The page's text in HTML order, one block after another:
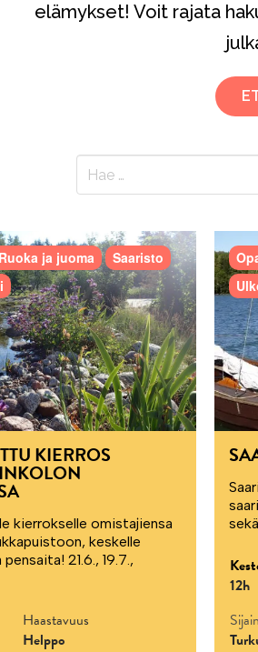
elämykset! Voit rajata
Ruoka ja juoma
Saaristo
KIERROS
kierrokselle omistajiensa
keskelle
21.6., 19.7.,
Haastavuus
Helppo
12h